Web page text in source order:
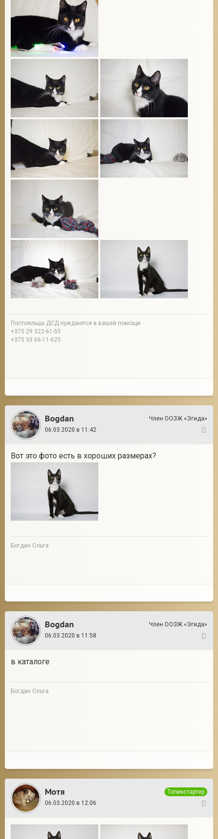
Постояльцы ДСД нуждаются в вашей помощи
+375 29 322-61-55
+375 33 66-11-625
Bogdan
Член ООЗЖ «Эгида»
06.03.2020 в 11:42
Вот это фото есть в хороших размерах?
Богдан Ольга
Bogdan
Член ООЗЖ «Эгида»
06.03.2020 в 11:58
в каталоге
Богдан Ольга
Мотя
Топикстартер
06.03.2020 в 12:06